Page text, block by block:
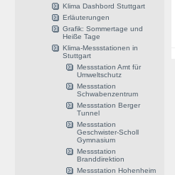
Klima Dashbord Stuttgart
Erläuterungen
Grafik: Sommertage und
Heiße Tage
Klima-Messstationen in
Stuttgart
Messstation Amt für
Umweltschutz
Messstation
Schwabenzentrum
Messstation Berger
Tunnel
Messstation
Geschwister-Scholl
Gymnasium
Messstation
Branddirektion
Messstation Hohenheim